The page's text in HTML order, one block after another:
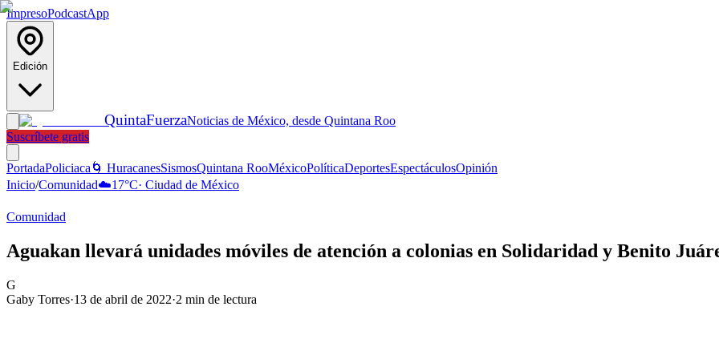
ImpresoPodcastApp
Edición
QuintaFuerzaNoticias de México, desde Quintana Roo
Suscríbete gratis
PortadaPoliciaca 🌀 HuracanesSismosQuintana RooMéxicoPolíticaDeportesEspectáculosOpinión
Inicio/Comunidad☁️17°C· Ciudad de México
Comunidad
Aguakan llevará unidades móviles de atención a colonias en Solidaridad y Benito
G
Gaby Torres·13 de abril de 2022·2 min de lectura